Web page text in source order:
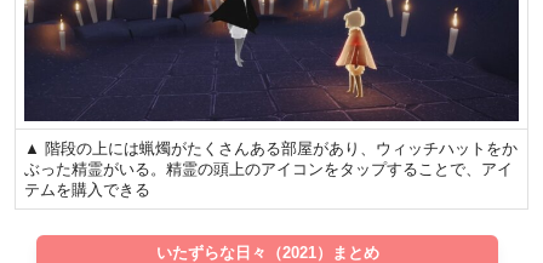
▲ 階段の上には蝋燭がたくさんある部屋があり、ウィッチハットをか
ぶった精霊がいる。精霊の頭上のアイコンをタップすることで、アイ
テムを購入できる
いたずらな日々（2021）まとめ